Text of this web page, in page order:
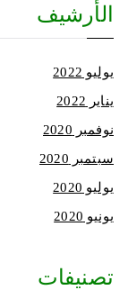
الأرشيف
يوليو 2022
يناير 2022
نوفمبر 2020
سبتمبر 2020
يوليو 2020
يونيو 2020
تصنيفات